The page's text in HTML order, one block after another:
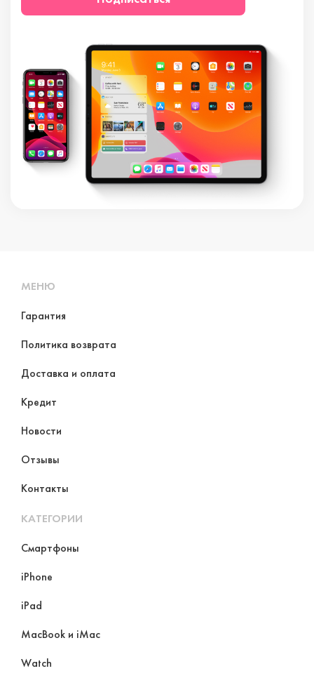
МЕНЮ
Гарантия
Политика возврата
Доставка и оплата
Кредит
Новости
Отзывы
Контакты
КАТЕГОРИИ
Смартфоны
iPhone
iPad
MacBook и iMac
Watch